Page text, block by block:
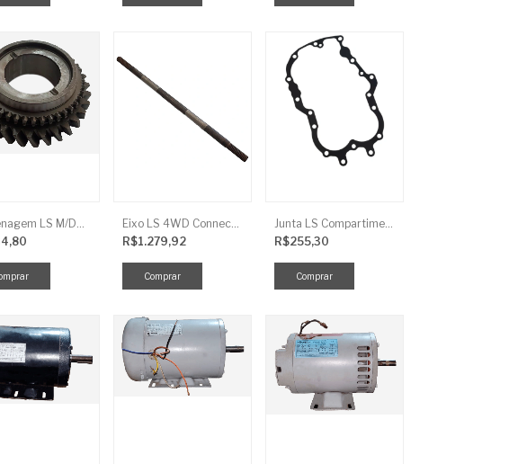
Engrenagem LS M/DRV 3ª TRG 281
Eixo LS 4WD Connect TRG2888
R$1.279,92
Junta LS Compartimento Traseiro EGQ155
R$255,30